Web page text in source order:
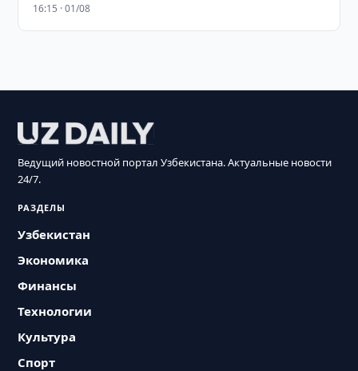
16:15 · 01/08
Ведущий новостной портал Узбекистана. Актуальные новости
24/7.
РАЗДЕЛЫ
Узбекистан
Экономика
Финансы
Технологии
Культура
Спорт